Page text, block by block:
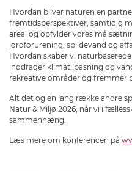
Hvordan bliver naturen en
fremtidsperspektiver, samtidig
areal og opfylder vores
jordforurening, spildevand og
Hvordan skaber vi
inddrager klimatilpasning og
rekreative områder og fremmer
Alt det og en lang række andre
Natur & Miljø 2026, når vi i
sammenhæng.
Læs mere om konferencen på